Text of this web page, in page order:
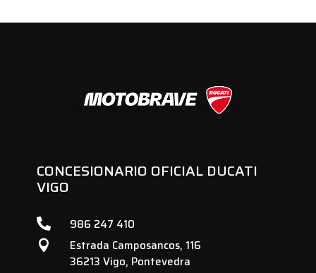
CONCESIONARIO OFICIAL DUCATI
VIGO
 986 247 410

Estrada Camposancos, 116
36213 Vigo, Pontevedra